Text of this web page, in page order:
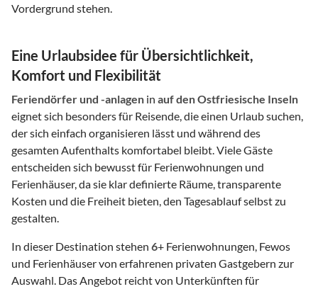
Vordergrund stehen.
Eine Urlaubsidee für Übersichtlichkeit,
Komfort und Flexibilität
Feriendörfer und -anlagen in auf den Ostfriesische Inseln
eignet sich besonders für Reisende, die einen Urlaub suchen,
der sich einfach organisieren lässt und während des
gesamten Aufenthalts komfortabel bleibt. Viele Gäste
entscheiden sich bewusst für Ferienwohnungen und
Ferienhäuser, da sie klar definierte Räume, transparente
Kosten und die Freiheit bieten, den Tagesablauf selbst zu
gestalten.
In dieser Destination stehen 6+ Ferienwohnungen, Fewos
und Ferienhäuser von erfahrenen privaten Gastgebern zur
Auswahl. Das Angebot reicht von Unterkünften für